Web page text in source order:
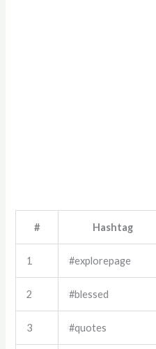
# Hashtag
1 #explorepage
2 #blessed
3 #quotes